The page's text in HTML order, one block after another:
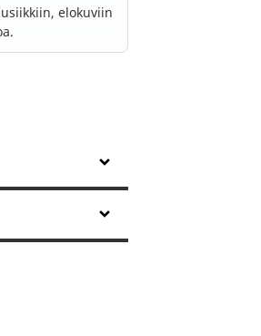
elokuviin